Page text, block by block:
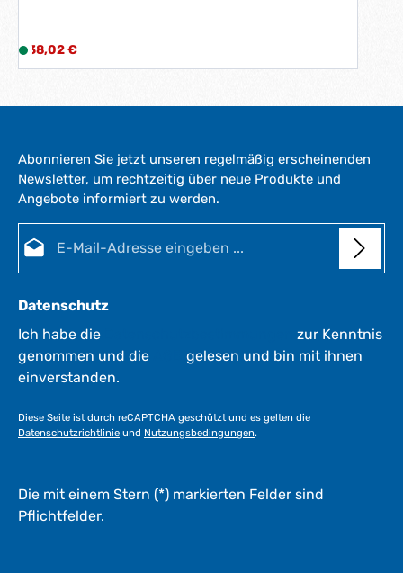
Regulärer Preis:
L
i
f
z
e
i
t
:
1
-
W
e
r
k
g
38,02 €
Abonnieren Sie jetzt unseren regelmäßig erscheinenden
Newsletter, um rechtzeitig über neue Produkte und
Angebote informiert zu werden.
Datenschutz
Ich habe die
zur Kenntnis
genommen und die
gelesen und bin mit ihnen
einverstanden.
Diese Seite ist durch reCAPTCHA geschützt und es gelten die
Datenschutzrichtlinie und Nutzungsbedingungen.
Die mit einem Stern (*) markierten Felder sind
Pflichtfelder.